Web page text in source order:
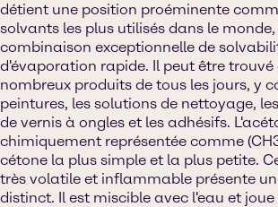
détient une position proéminente
solvants les plus utilisés dans le
combinaison exceptionnelle de
d'évaporation rapide. Il peut être trouvé
nombreux produits de tous les jours, y
peintures, les solutions de nettoyage,
de vernis à ongles et les adhésifs.
chimiquement représentée comme
cétone la plus simple et la plus petite.
très volatile et inflammable présente
distinct. Il est miscible avec l'eau et